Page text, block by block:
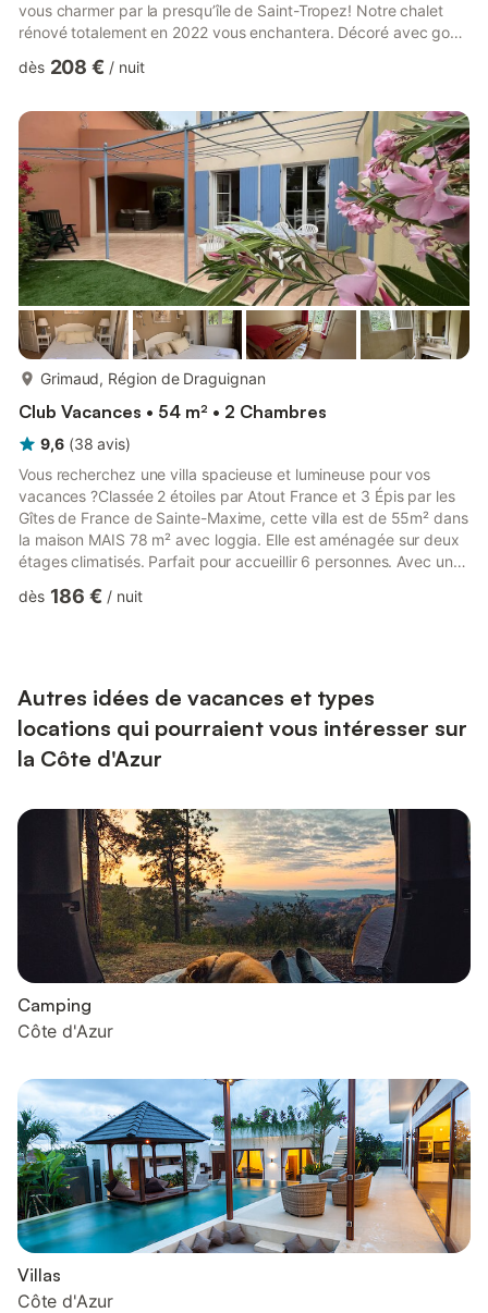
vous charmer par la presqu’île de Saint-Tropez! Notre chalet
rénové totalement en 2022 vous enchantera. Décoré avec goût,
(salon, salle à manger, cuisine ouverte), de 3 chambres, d’une
et entretenu par un jardinier de métier et rencontre un vive
succès. Sa belle terrasse surplombe une forêt de...
dès 208 € / nuit
Grimaud, Région de Draguignan
Club Vacances • 54 m² • 2 Chambres
9,6 (38 avis)
Vous recherchez une villa spacieuse et lumineuse pour vos
vacances ?Classée 2 étoiles par Atout France et 3 Épis par les
Gîtes de France de Sainte-Maxime, cette villa est de 55m² dans
la maison MAIS 78 m² avec loggia. Elle est aménagée sur deux
étages climatisés. Parfait pour accueillir 6 personnes. Avec un
salles de bains complètes, et une cuisine parfaitement équipée,
dès 186 € / nuit
Autres idées de vacances et types
locations qui pourraient vous intéresser sur
la Côte d'Azur
Camping
Côte d'Azur
Villas
Côte d'Azur